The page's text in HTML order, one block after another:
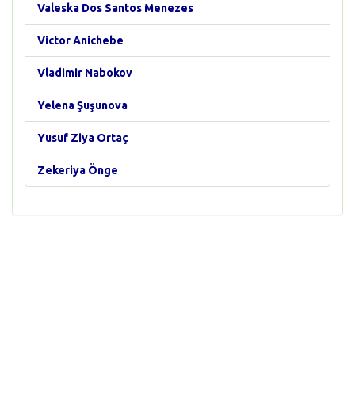
Valeska Dos Santos Menezes
Victor Anichebe
Vladimir Nabokov
Yelena Şuşunova
Yusuf Ziya Ortaç
Zekeriya Önge